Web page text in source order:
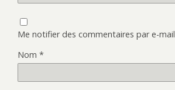
Me notifier des commentaires par e-mail
Nom *